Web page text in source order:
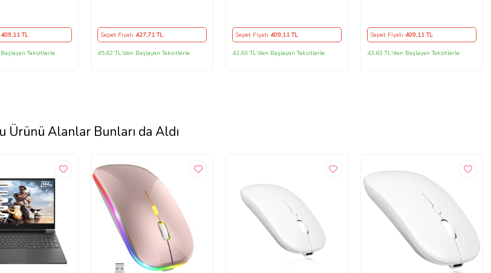
409,11 TL
Taksitlerle
Sepet Fiyatı 427,71 TL
45,62 TL'den Başlayan Taksitlerle
Sepet Fiyatı 409,11 TL
43,63 TL'den Başlayan Taksitlerle
Sepet Fiyatı 409,11 TL
43,63 TL'den Başlayan Taksitlerle
Ürünü Alanlar Bunları da Aldı